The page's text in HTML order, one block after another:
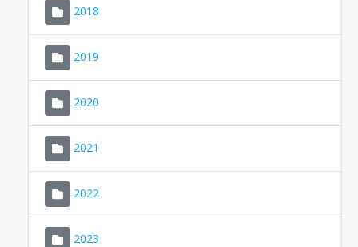
2018
2019
2020
2021
2022
2023